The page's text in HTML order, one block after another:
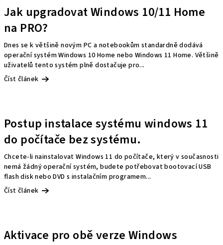
Jak upgradovat Windows 10/11 Home
na PRO?
Dnes se k většině novým PC a notebookům standardně dodává
operační systém Windows 10 Home nebo Windows 11 Home. Většině
uživatelů tento systém plně dostačuje pro...
Číst článek
Postup instalace systému windows 11
do počítače bez systému.
Chcete-li nainstalovat Windows 11 do počítače, který v současnosti
nemá žádný operační systém, budete potřebovat bootovací USB
flash disk nebo DVD s instalačním programem...
Číst článek
Aktivace pro obě verze Windows